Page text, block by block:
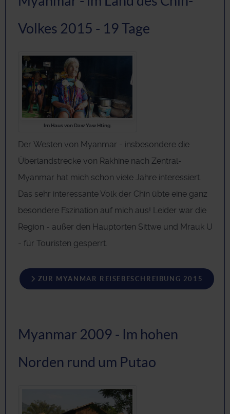
Volkes 2015 - 19 Tage
Im Haus von Daw Yaw Hting.
Der Westen von Myanmar - insbesondere die
Überlandstrecke von Rakhine nach Zentral-
Myanmar hat mich schon viele Jahre interessiert.
Das sehr interessante Volk der Chin übte eine ganz
besondere Fszination auf mich aus! Leider war die
Region - außer den Hauptorten Sittwe und Mrauk U
- für Touristen gesperrt.
ZUR MYANMAR REISEBESCHREIBUNG 2015
Myanmar 2009 - Im hohen
Norden rund um Putao